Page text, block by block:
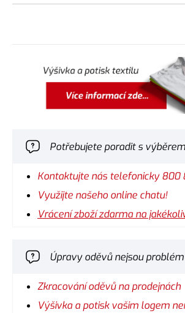
Potřebujete poradit s
Kontaktujte nás telefonicky 800
Využijte našeho online chatu!
Vrácení zboží zdarma na
Úpravy oděvů nejsou problém
Zkracování oděvů na prodejnách
Výšivka a potisk vašim logem